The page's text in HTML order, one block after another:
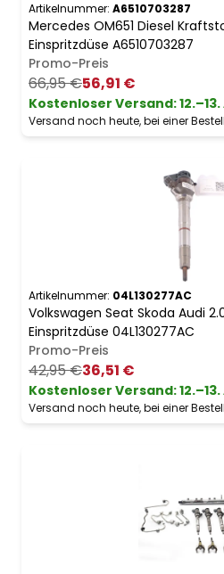
Artikelnummer: A6510703287
Mercedes OM651 Diesel
Einspritzdüse A6510703287
Promo-Preis
66,95 €56,91 €
Kostenloser Versand:
Versand noch heute, bei einer
Artikelnummer: 04L130277AC
Volkswagen Seat Skoda Audi
Einspritzdüse 04L130277AC
Promo-Preis
42,95 €36,51 €
Kostenloser Versand:
Versand noch heute, bei einer